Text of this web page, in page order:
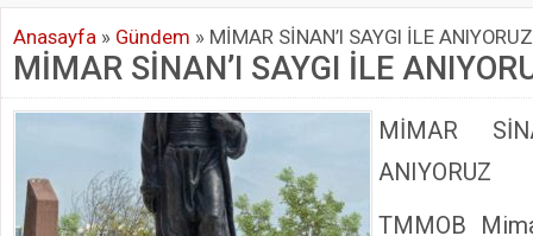
Lokantacılar ve Kebapçılar Esnaf Odası Başkanı Şefik
Hak-İş Abdurrahman Yücel
HDP İL BİNASININ ÖNÜNDE ANNELER TARİH
CEYHAN TİCARET ODASI
Hainler emellerine asla erişemeyecekler
BÖLGEMİZ ÇUKUROVA’DA 2019 YILI PAMUK
İyi Parti Yüreğir İlçe Başkanı Enis Akyürek
Anasayfa » Gündem » MİMAR SİNAN’I SAYGI İLE ANIYORUZ
MİMAR SİNAN’I SAYGI İLE
MİMAR
ANIYORUZ
TMMOB